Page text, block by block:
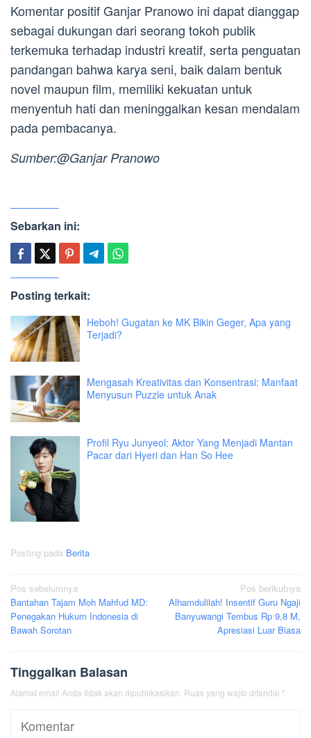
Komentar positif Ganjar Pranowo ini dapat dianggap
sebagai dukungan dari seorang tokoh publik
terkemuka terhadap industri kreatif, serta penguatan
pandangan bahwa karya seni, baik dalam bentuk
novel maupun film, memiliki kekuatan untuk
menyentuh hati dan meninggalkan kesan mendalam
pada pembacanya.
Sumber:@Ganjar Pranowo
Sebarkan ini:
Posting terkait:
Heboh! Gugatan ke MK Bikin Geger, Apa yang
Terjadi?
Mengasah Kreativitas dan Konsentrasi: Manfaat
Menyusun Puzzle untuk Anak
Profil Ryu Junyeol: Aktor Yang Menjadi Mantan
Pacar dari Hyeri dan Han So Hee
Posting pada Berita
Navigasi
pos
Pos sebelumnya
Bantahan Tajam Moh Mahfud MD:
Penegakan Hukum Indonesia di
Bawah Sorotan
Pos berikutnya
Alhamdulilah! Insentif Guru Ngaji
Banyuwangi Tembus Rp 9,8 M,
Apresiasi Luar Biasa
Tinggalkan Balasan
Alamat email Anda tidak akan dipublikasikan. Ruas yang wajib ditandai *